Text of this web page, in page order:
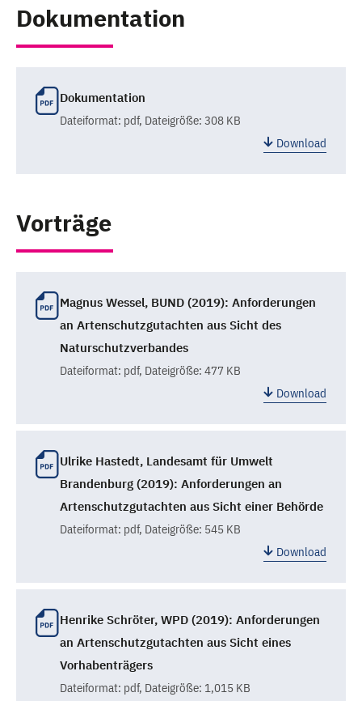
Dokumentation
Dokumentation
Dateiformat: pdf, Dateigröße: 308 KB
Download
Vorträge
Magnus Wessel, BUND (2019): Anforderungen
an Artenschutzgutachten aus Sicht des
Naturschutzverbandes
Dateiformat: pdf, Dateigröße: 477 KB
Download
Ulrike Hastedt, Landesamt für Umwelt
Brandenburg (2019): Anforderungen an
Artenschutzgutachten aus Sicht einer Behörde
Dateiformat: pdf, Dateigröße: 545 KB
Download
Henrike Schröter, WPD (2019): Anforderungen
an Artenschutzgutachten aus Sicht eines
Vorhabenträgers
Dateiformat: pdf, Dateigröße: 1,015 KB